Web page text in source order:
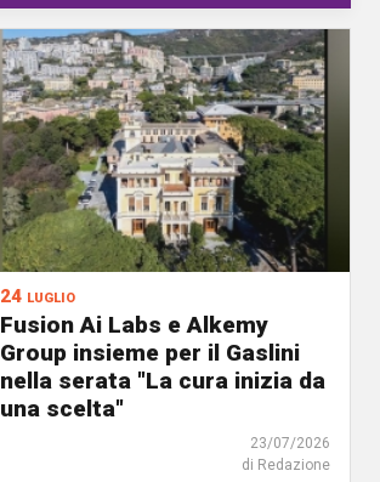
24 luglio
Fusion Ai Labs e Alkemy
Group insieme per il Gaslini
nella serata "La cura inizia da
una scelta"
23/07/2026
di Redazione